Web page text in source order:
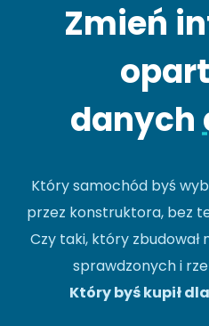
Zmień
danych
Który samochód byś
przez konstruktora, bez
Czy taki, który
sprawdzonych i
Który byś kupił